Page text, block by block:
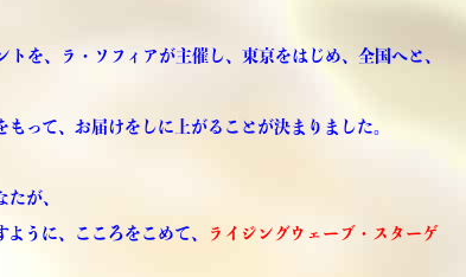
トを、ラ・ソフィアが主催し、東京をはじめ、全国へと、
って、お届けをしに上がることが決まりました。
が、
うに、こころをこめて、
ライジングウェーブ・スターゲ